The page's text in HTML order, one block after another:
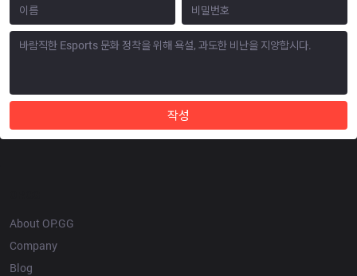
작성
About OP.GG
Company
Blog